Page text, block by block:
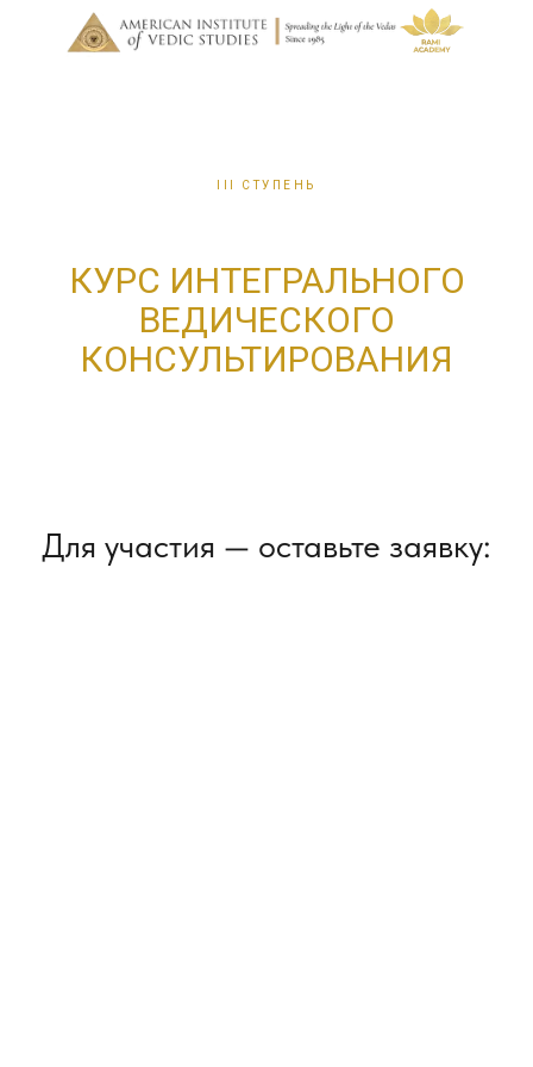
III СТУПЕНЬ
КУРС ИНТЕГРАЛЬНОГО
ВЕДИЧЕСКОГО
КОНСУЛЬТИРОВАНИЯ
Для участия — оставьте заявку: